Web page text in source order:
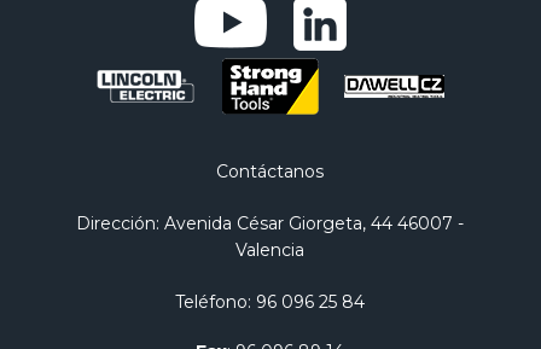
Contáctanos
Dirección: Avenida César Giorgeta, 44 46007 -
Valencia
Teléfono: 96 096 25 84